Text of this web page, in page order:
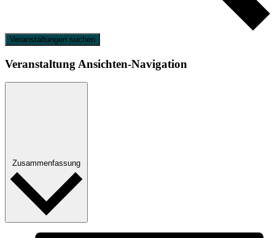
Veranstaltungen suchen
Veranstaltung Ansichten-Navigation
Zusammenfassung